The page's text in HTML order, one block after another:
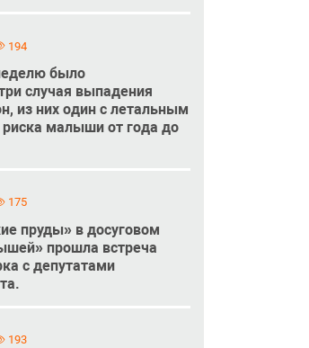
194
было
случая выпадения
из них один с летальным
малыши от года до
175
пруды» в досуговом
прошла встреча
с депутатами
193